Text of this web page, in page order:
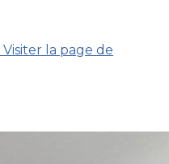
Visiter la page de